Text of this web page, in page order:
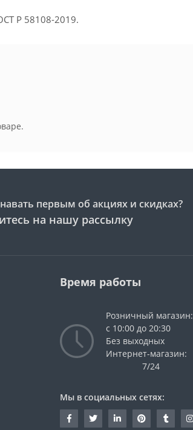
Р 58108-2019.
первым об акциях и скидках?
на нашу рассылку
Время работы
Розничный магазин:
с 10:00 до 20:30
Без выходных
Интернет-магазин:
7/24
Мы в социальных сетях: